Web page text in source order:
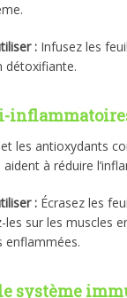
: Infusez les
détoxifiante.
les antioxydants
à réduire
: Écrasez les
les sur les muscles
enflammées.
système